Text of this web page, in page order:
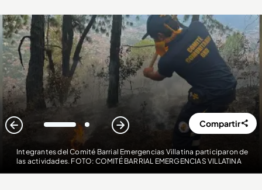
Integrantes del Comité Barrial Emergencias Villatina participaron de
las actividades. FOTO: COMITÉ BARRIAL EMERGENCIAS VILLATINA
1 2 Compartir